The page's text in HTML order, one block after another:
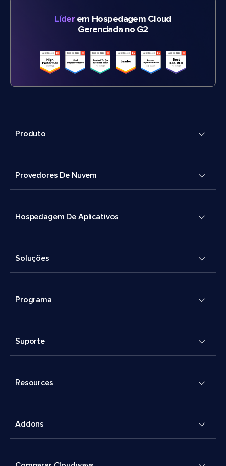
Líderem Hospedagem Cloud
Gerenciada no G2
Produto
Provedores De Nuvem
Hospedagem De Aplicativos
Soluções
Programa
Suporte
Resources
Addons